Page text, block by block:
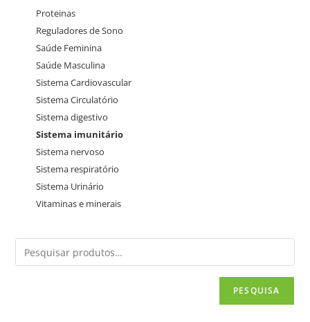
Proteinas
Reguladores de Sono
Saúde Feminina
Saúde Masculina
Sistema Cardiovascular
Sistema Circulatório
Sistema digestivo
Sistema imunitário
Sistema nervoso
Sistema respiratório
Sistema Urinário
Vitaminas e minerais
PESQUISA